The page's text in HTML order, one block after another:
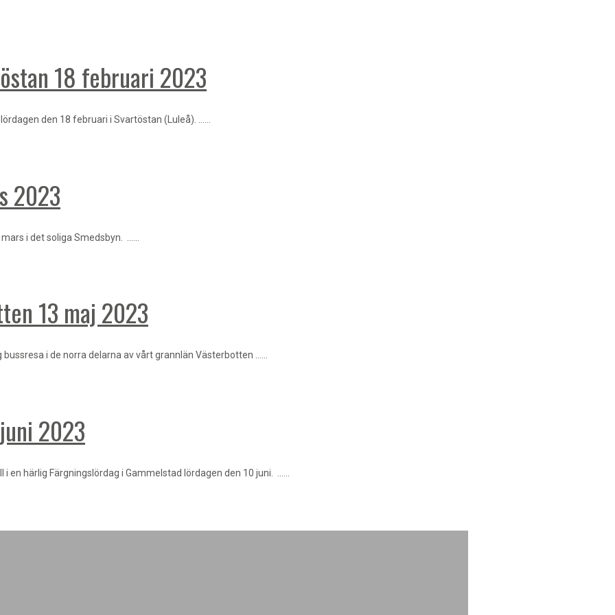
18 februari 2023
den 18 februari i Svartöstan (Luleå). ……
2023
i det soliga Smedsbyn. ……
13 maj 2023
i de norra delarna av vårt grannlän Västerbotten ……
2023
en härlig Färgningslördag i Gammelstad lördagen den 10 juni. ……